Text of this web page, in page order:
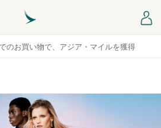
のお買い物で、アジア・マイルを獲得